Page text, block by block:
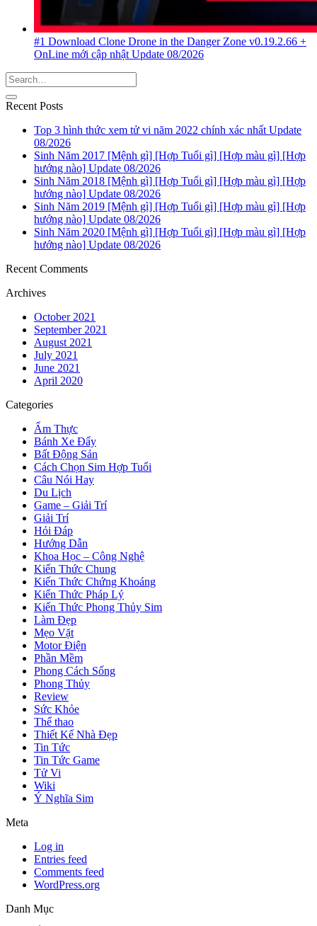
#1 Download Clone Drone in the Danger Zone v0.19.2.66 +
OnLine mới cập nhật Update 08/2026
Recent Posts
Top 3 hình thức xem tử vi năm 2022 chính xác nhất Update
08/2026
Sinh Năm 2017 [Mệnh gì] [Hợp Tuổi gì] [Hợp màu gì] [Hợp
hướng nào] Update 08/2026
Sinh Năm 2018 [Mệnh gì] [Hợp Tuổi gì] [Hợp màu gì] [Hợp
hướng nào] Update 08/2026
Sinh Năm 2019 [Mệnh gì] [Hợp Tuổi gì] [Hợp màu gì] [Hợp
hướng nào] Update 08/2026
Sinh Năm 2020 [Mệnh gì] [Hợp Tuổi gì] [Hợp màu gì] [Hợp
hướng nào] Update 08/2026
Recent Comments
Archives
October 2021
September 2021
August 2021
July 2021
June 2021
April 2020
Categories
Ẩm Thực
Bánh Xe Đẩy
Bất Động Sản
Cách Chọn Sim Hợp Tuổi
Câu Nói Hay
Du Lịch
Game – Giải Trí
Giải Trí
Hỏi Đáp
Hướng Dẫn
Khoa Học – Công Nghệ
Kiến Thức Chung
Kiến Thức Chứng Khoáng
Kiến Thức Pháp Lý
Kiến Thức Phong Thủy Sim
Làm Đẹp
Mẹo Vặt
Motor Điện
Phần Mềm
Phong Cách Sống
Phong Thủy
Review
Sức Khỏe
Thể thao
Thiết Kế Nhà Đẹp
Tin Tức
Tin Tức Game
Tử Vi
Wiki
Ý Nghĩa Sim
Meta
Log in
Entries feed
Comments feed
WordPress.org
Danh Mục